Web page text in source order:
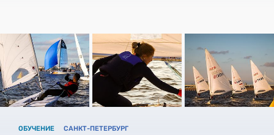
ОБУЧЕНИЕ САНКТ-ПЕТЕРБУРГ